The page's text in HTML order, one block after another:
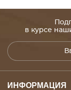
в курсе
ИНФОРМАЦИЯ